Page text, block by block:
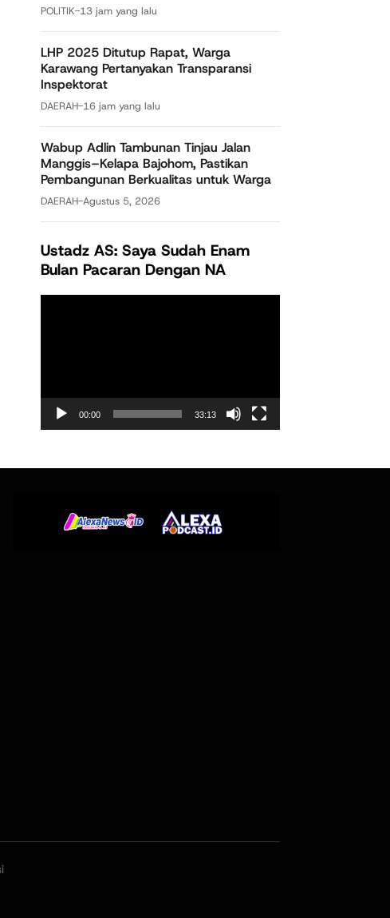
POLITIK-13 jam yang lalu
LHP 2025 Ditutup Rapat, Warga
Karawang Pertanyakan Transparansi
Inspektorat
DAERAH-16 jam yang lalu
Wabup Adlin Tambunan Tinjau Jalan
Manggis–Kelapa Bajohom, Pastikan
Pembangunan Berkualitas untuk Warga
DAERAH-Agustus 5, 2026
Ustadz AS: Saya Sudah Enam
Bulan Pacaran Dengan NA
00:00 33:13